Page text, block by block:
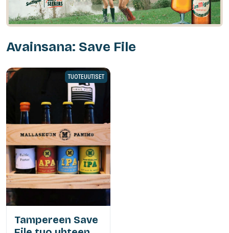
Avainsana: Save File
TUOTEUUTISET
Tampereen Save